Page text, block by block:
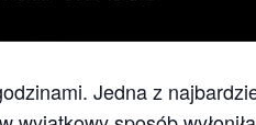
Jedna z